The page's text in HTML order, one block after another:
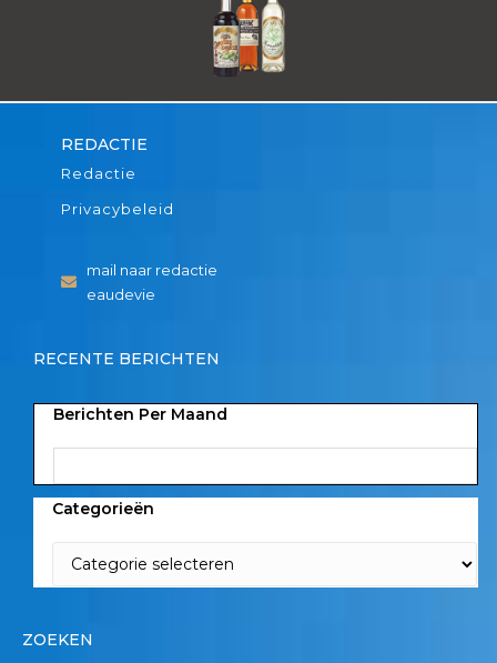
REDACTIE
Redactie
Privacybeleid
mail naar redactie
eaudevie
RECENTE BERICHTEN
Berichten Per Maand
Categorieën
ZOEKEN